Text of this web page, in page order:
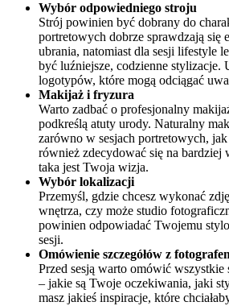
Wybór odpowiedniego stroju
Strój powinien być dobrany do
portretowych dobrze sprawdzają się
ubrania, natomiast dla sesji lifestyle
być luźniejsze, codzienne
logotypów, które mogą odciągać
Makijaż i fryzura
Warto zadbać o profesjonalny
podkreślą atuty urody. Naturalny
zarówno w sesjach portretowych,
również zdecydować się na bardziej
taka jest Twoja wizja.
Wybór lokalizacji
Przemyśl, gdzie chcesz wykonać
wnętrza, czy może studio
powinien odpowiadać Twojemu
sesji.
Omówienie szczegółów z
Przed sesją warto omówić wszystkie
– jakie są Twoje oczekiwania, jaki
masz jakieś inspiracje, które